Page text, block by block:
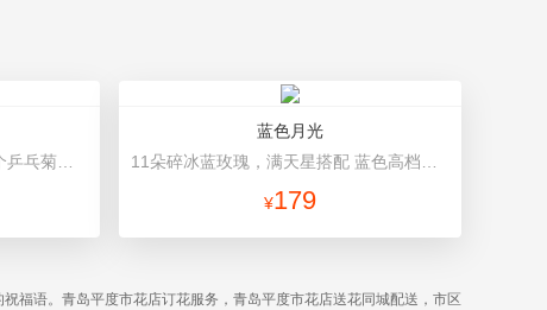
蓝色月光
¥179
福语。青岛平度市花店订花服务，青岛平度市花店送花同城配送，市区